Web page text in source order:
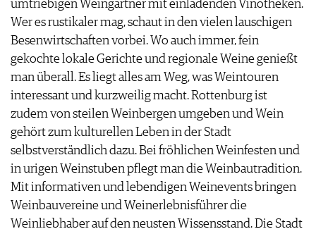
REDAKTION
JOBS
WERBUNG
PRESSE
IMPRESSUM
AGB & DATENSCHUTZ
FAQ
umtriebigen Weingärtner mit einladenden Vinotheken.
Wer es rustikaler mag, schaut in den vielen lauschigen
Besenwirtschaften vorbei. Wo auch immer, fein
gekochte lokale Gerichte und regionale Weine genießt
man überall. Es liegt alles am Weg, was Weintouren
interessant und kurzweilig macht. Rottenburg ist
zudem von steilen Weinbergen umgeben und Wein
gehört zum kulturellen Leben in der Stadt
selbstverständlich dazu. Bei fröhlichen Weinfesten und
in urigen Weinstuben pflegt man die Weinbautradition.
Mit informativen und lebendigen Weinevents bringen
Weinbauvereine und Weinerlebnisführer die
Weinliebhaber auf den neusten Wissensstand. Die Stadt